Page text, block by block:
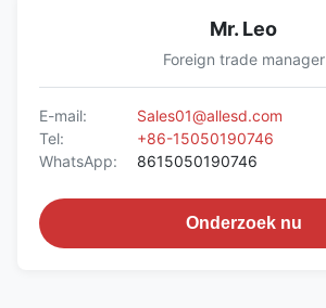
Mr. Leo
Foreign trade manager
E-mail:
Sales01@allesd.com
Tel:
+86-15050190746
WhatsApp:
8615050190746
Onderzoek nu